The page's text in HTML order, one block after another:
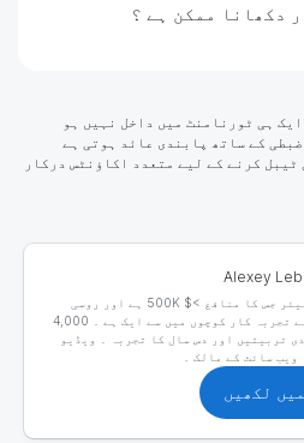
دکھانا ممکن ہے ؟
ہی ٹورنامنٹ میں داخل نہیں ہو
ضبطی کے ساتھ پابندی عائد
ہوتی ہے
ٹیبل کرنے کے لیے متعدد اکاؤنٹس درکار
Alexey
پیشہ ور پوکر پلیئر جس کا منافع >$ 500K ہے اور روسی
بولنے والے سب سے تجربہ کار کوچوں میں سے ایک ہے ۔ 4,000
تربیتیں اور دس سال کا تجربہ ۔ ویڈیو
سائٹ کے مالک ۔
لکھیں